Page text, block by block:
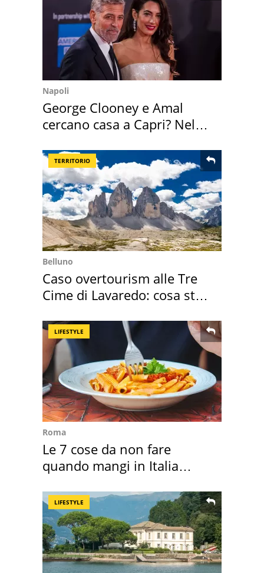
Napoli
George Clooney e Amal
cercano casa a Capri? Nel
TERRITORIO
Belluno
Caso overtourism alle Tre
Cime di Lavaredo: cosa sta
LIFESTYLE
Roma
Le 7 cose da non fare
quando mangi in Italia
LIFESTYLE